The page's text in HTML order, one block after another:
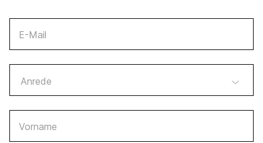
E-Mail
Vorname